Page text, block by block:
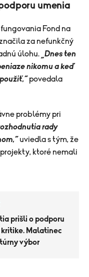
umenia
Fond na
za nefunkčný
úlohu.
„Dnes ten
nikomu a keď
povedala
problémy pri
rady
uviedla s tým, že
ktoré nemali
prišli o podporu
kritike. Malatinec
výbor